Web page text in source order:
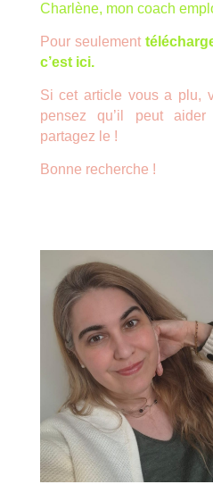
Charlène, mon coach
Pour seulement
c’est ici.
Si cet article vous a plu,
pensez qu’il peut
partagez le !
Bonne recherche !